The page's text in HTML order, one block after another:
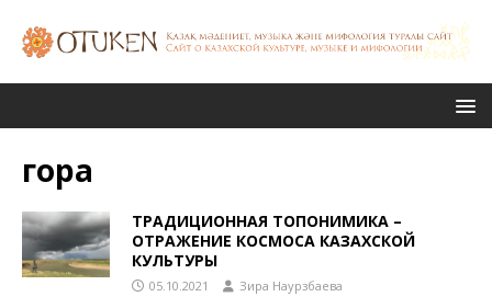
гора
ТРАДИЦИОННАЯ ТОПОНИМИКА –
ОТРАЖЕНИЕ КОСМОСА КАЗАХСКОЙ
КУЛЬТУРЫ
05.10.2021 Зира Наурзбаева